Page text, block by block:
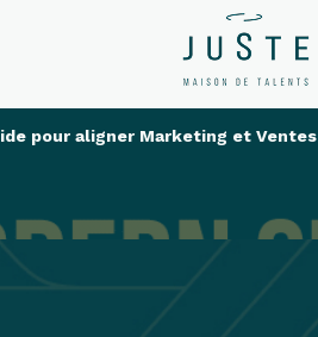
pour aligner Marketing et Ventes